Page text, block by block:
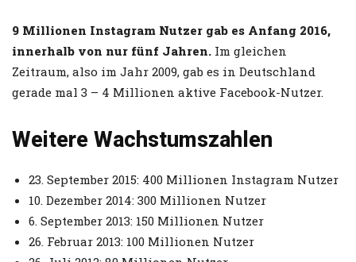
9 Millionen Instagram Nutzer gab es Anfang 2016,
innerhalb von nur fünf Jahren. Im gleichen
Zeitraum, also im Jahr 2009, gab es in Deutschland
gerade mal 3 – 4 Millionen aktive Facebook-Nutzer.
Weitere Wachstumszahlen
23. September 2015: 400 Millionen Instagram Nutzer
10. Dezember 2014: 300 Millionen Nutzer
6. September 2013: 150 Millionen Nutzer
26. Februar 2013: 100 Millionen Nutzer